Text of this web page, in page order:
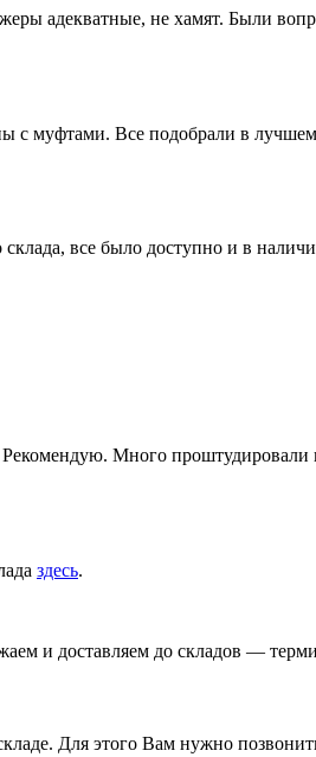
адекватные, не хамят. Были
муфтами. Все подобрали в
все было доступно и в
Рекомендую. Много
здесь.
и доставляем до складов —
Для этого Вам нужно